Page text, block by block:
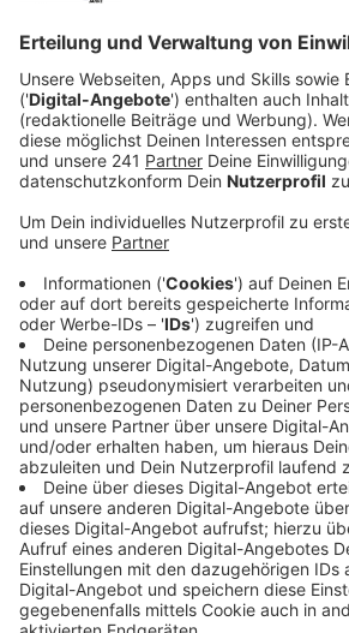
Unser Leverkusener
aber eindringlich darauf hin, dass es
würden gezielt mit Helfern vor Ort
welche Medikamente und
benötigt werden, sagt er. Als
"action medeor" oder "Apotheker
Hier könnt ihr spenden:
action medeor e. V.
Sparkasse Krefeld IBAN: DE 78
93
BIC: SPKRDE33